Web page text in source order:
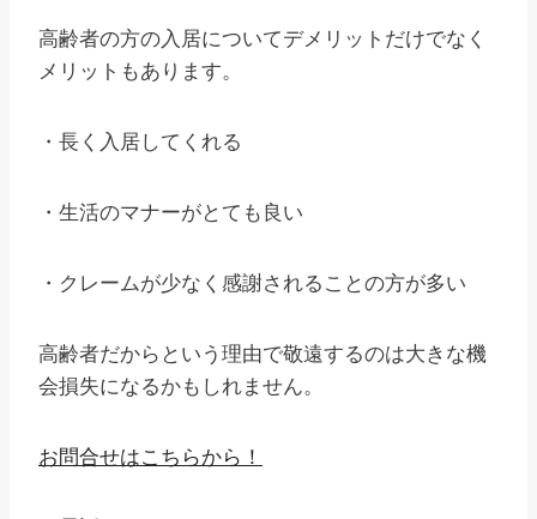
高齢者の方の入居についてデメリットだけでなく
メリットもあります。
・長く入居してくれる
・生活のマナーがとても良い
・クレームが少なく感謝されることの方が多い
高齢者だからという理由で敬遠するのは大きな機
会損失になるかもしれません。
お問合せはこちらから！